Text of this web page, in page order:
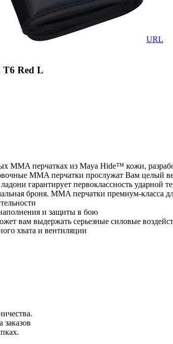
URL
Red L
MMA перчатках из Maya Hide™ кожи,
MMA перчатки прослужат Вам целый
гарантирует первоклассность ударной
броня. MMA перчатки премиум-
и защиты в бою
вам выдержать серьезные силовые
хвата и вентиляции
заказов